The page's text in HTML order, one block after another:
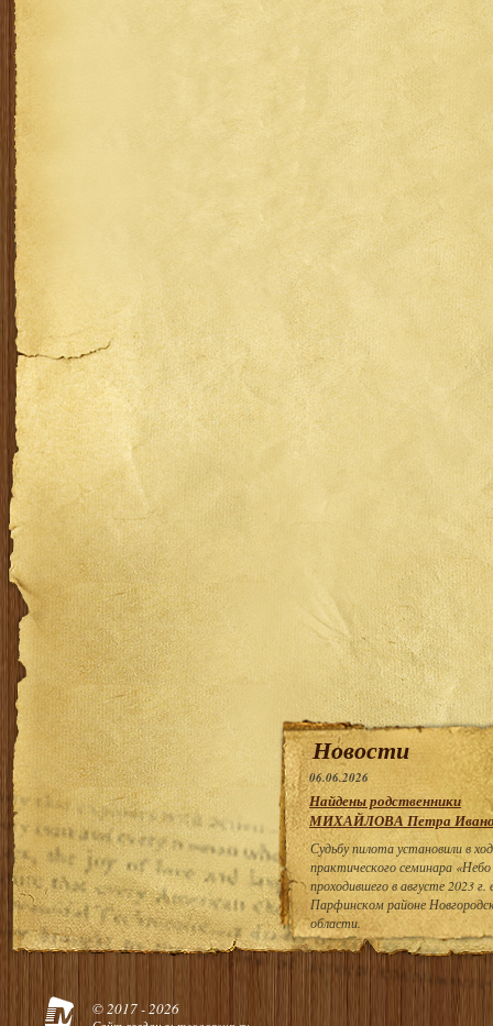
Новости
06.06.2026
Найдены родственники
МИХАЙЛОВА Петра
Судьбу пилота установили в
практического семинара
проходившего в августе 2023 г.
Парфинском районе
области.
© 2017 - 2026